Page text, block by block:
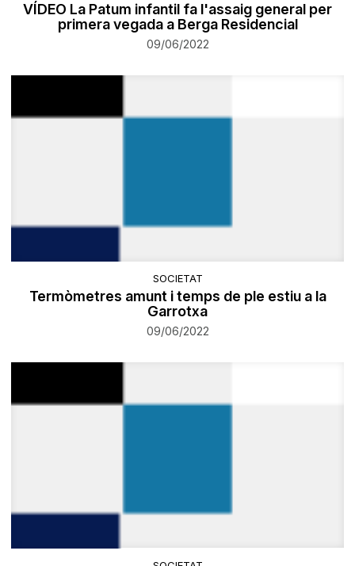
VÍDEO La Patum infantil fa l'assaig general per
primera vegada a Berga Residencial
09/06/2022
SOCIETAT
Termòmetres amunt i temps de ple estiu a la
Garrotxa
09/06/2022